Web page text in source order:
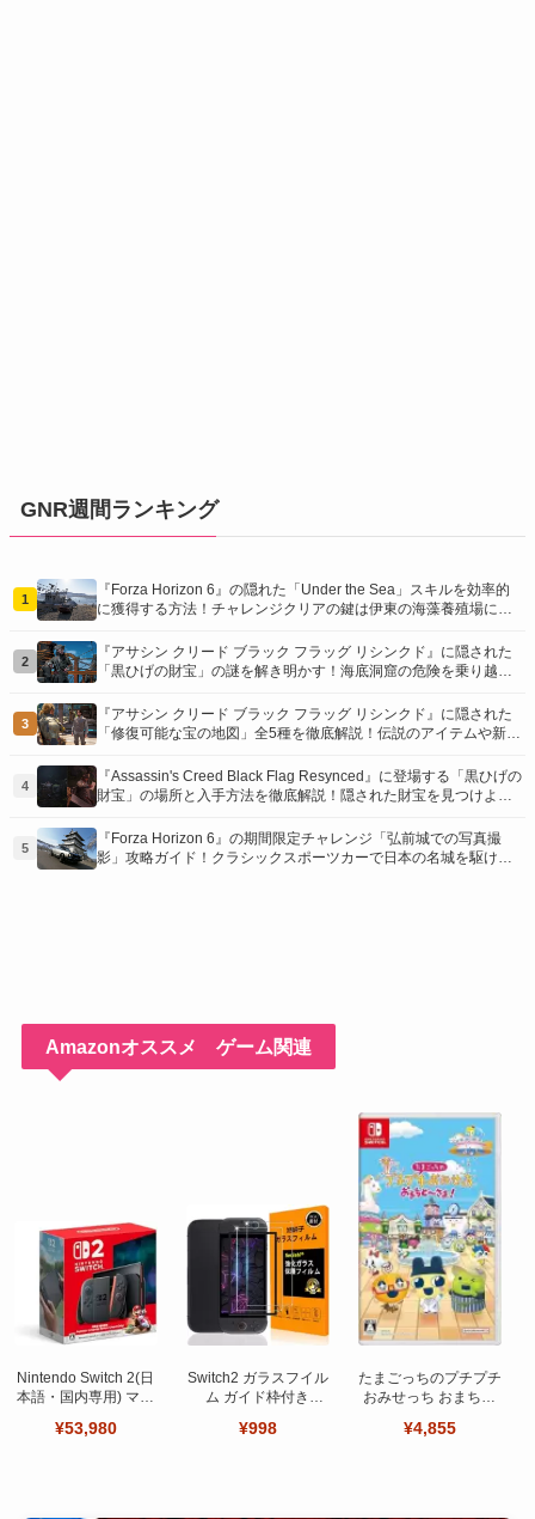
GNR週間ランキング
1
『Forza Horizon 6』の隠れた「Under the Sea」スキルを効率的
に獲得する方法！チャレンジクリアの鍵は伊東の海藻養殖場にあ
2
『アサシン クリード ブラック フラッグ リシンクド』に隠された
「黒ひげの財宝」の謎を解き明かす！海底洞窟の危険を乗り越
3
『アサシン クリード ブラック フラッグ リシンクド』に隠された
「修復可能な宝の地図」全5種を徹底解説！伝説のアイテムや新衣
介！
4
『Assassin's Creed Black Flag Resynced』に登場する「黒ひげの
財宝」の場所と入手方法を徹底解説！隠された財宝を見つけよ
5
『Forza Horizon 6』の期間限定チャレンジ「弘前城での写真撮
影」攻略ガイド！クラシックスポーツカーで日本の名城を駆け巡
Amazonオススメ ゲーム関連
Nintendo Switch 2(日
本語・国内専用) マリ
ット
¥53,980
Switch2 ガラスフイル
ム ガイド枠付き
ット 日本旭硝子製-高
¥998
たまごっちのプチプチ
おみせっち おまちど
¥4,855